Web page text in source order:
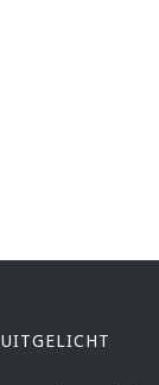
UITGELICHT